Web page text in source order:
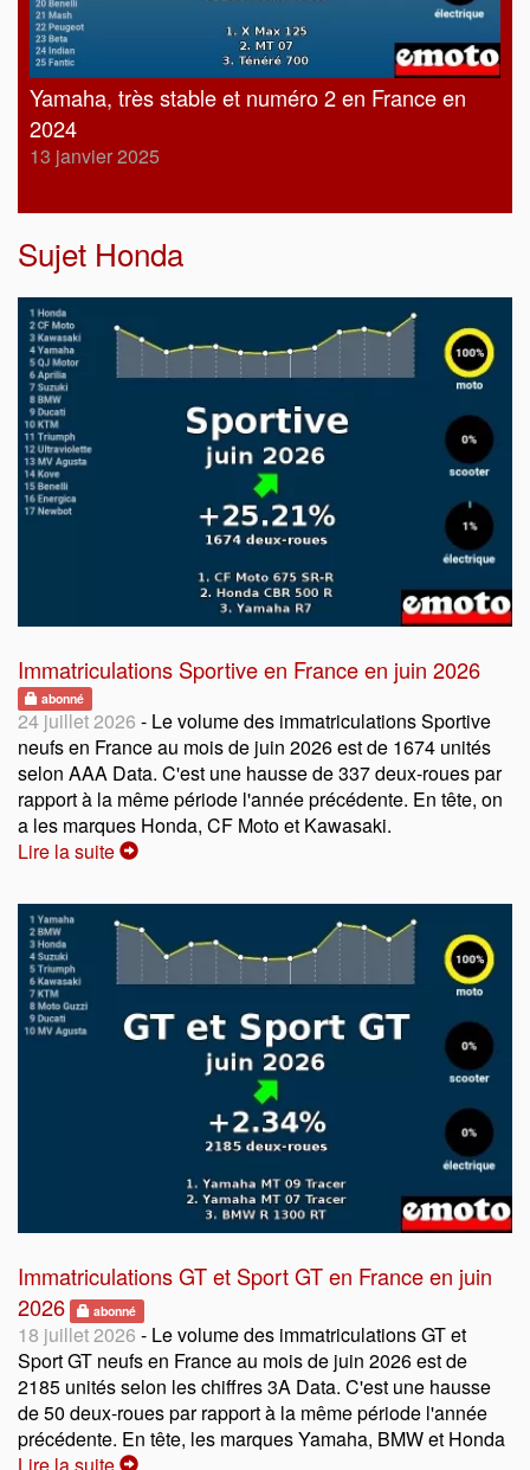
Yamaha, très stable et numéro 2 en France en
2024
13 janvier 2025
Sujet Honda
Immatriculations Sportive en France en juin 2026
abonné
24 juillet 2026 - Le volume des immatriculations Sportive
neufs en France au mois de juin 2026 est de 1674 unités
selon AAA Data. C'est une hausse de 337 deux-roues par
rapport à la même période l'année précédente. En tête, on
a les marques Honda, CF Moto et Kawasaki.
Lire la suite
Immatriculations GT et Sport GT en France en juin
2026
abonné
18 juillet 2026 - Le volume des immatriculations GT et
Sport GT neufs en France au mois de juin 2026 est de
2185 unités selon les chiffres 3A Data. C'est une hausse
de 50 deux-roues par rapport à la même période l'année
précédente. En tête, les marques Yamaha, BMW et Honda
Lire la suite